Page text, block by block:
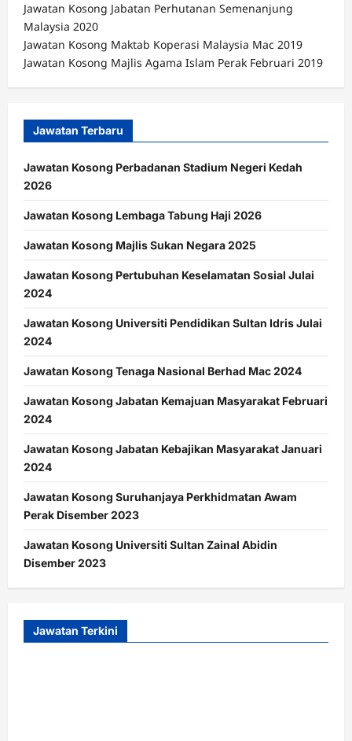
Jawatan Kosong Jabatan Perhutanan Semenanjung
Malaysia 2020
Jawatan Kosong Maktab Koperasi Malaysia Mac 2019
Jawatan Kosong Majlis Agama Islam Perak Februari 2019
Jawatan Terbaru
Jawatan Kosong Perbadanan Stadium Negeri Kedah
2026
Jawatan Kosong Lembaga Tabung Haji 2026
Jawatan Kosong Majlis Sukan Negara 2025
Jawatan Kosong Pertubuhan Keselamatan Sosial Julai
2024
Jawatan Kosong Universiti Pendidikan Sultan Idris Julai
2024
Jawatan Kosong Tenaga Nasional Berhad Mac 2024
Jawatan Kosong Jabatan Kemajuan Masyarakat Februari
2024
Jawatan Kosong Jabatan Kebajikan Masyarakat Januari
2024
Jawatan Kosong Suruhanjaya Perkhidmatan Awam
Perak Disember 2023
Jawatan Kosong Universiti Sultan Zainal Abidin
Disember 2023
Jawatan Terkini